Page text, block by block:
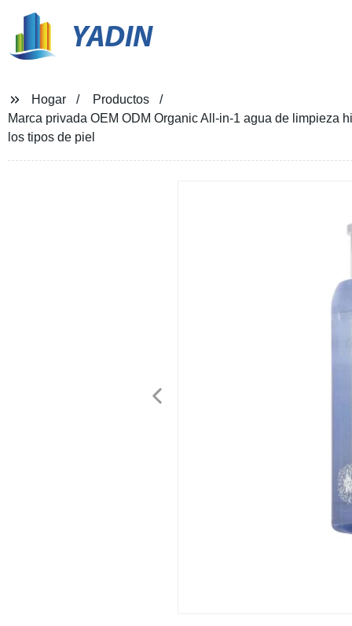
YADIN
Hogar
Productos
Marca privada OEM ODM Organic All-in-1 agua de limpieza
los tipos de piel